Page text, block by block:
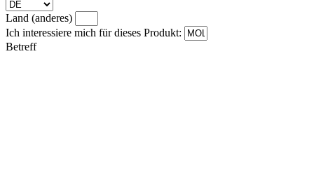
Land (anderes)
Ich interessiere mich für dieses Produkt:
Betreff